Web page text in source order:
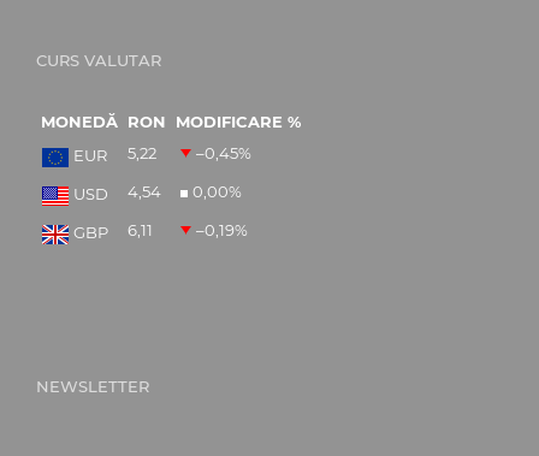
CURS VALUTAR
MONEDĂ RON
MODIFICARE %
EUR
5,22 –0,45%
USD 4,54 0,00%
GBP 6,11 –0,19%
NEWSLETTER